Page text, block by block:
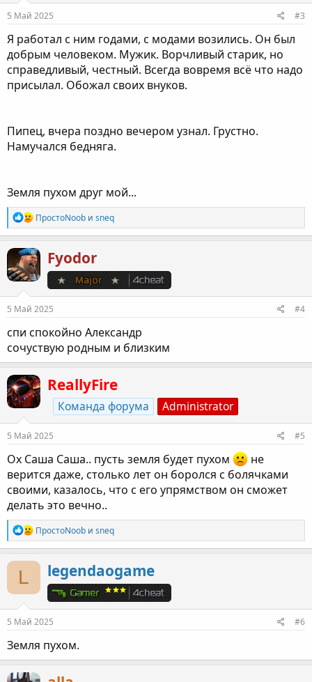
5 Май 2025 #3
Я работал с ним годами, с модами возились. Он был
добрым человеком. Мужик. Ворчливый старик, но
справедливый, честный. Всегда вовремя всё что надо
присылал. Обожал своих внуков.
Пипец, вчера поздно вечером узнал. Грустно.
Намучался бедняга.
Земля пухом друг мой...
Р
е
а
к
ц
и
и
:
ПростоNoob и sneq
Fyodor
5 Май 2025 #4
спи спокойно Александр
сочуствую родным и близким
ReallyFire
Команда форума Administrator
5 Май 2025 #5
Ох Саша Саша.. пусть земля будет пухом
не
верится даже, столько лет он боролся с болячками
своими, казалось, что с его упрямством он сможет
делать это вечно..
Р
е
а
к
и
:
ПростоNoob и sneq
L legendaogame
5 Май 2025 #6
Земля пухом.